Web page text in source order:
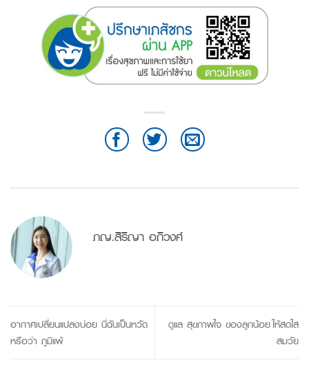
ภญ.สิริญา อภิวงศ์
อากาศเปลี่ยนแปลงบ่อย นี่ฉันเป็นหวัด
หรือว่า ภูมิแพ้
ดูแล สุขภาพใจ ของลูกน้อย ให้สดใส
สมวัย